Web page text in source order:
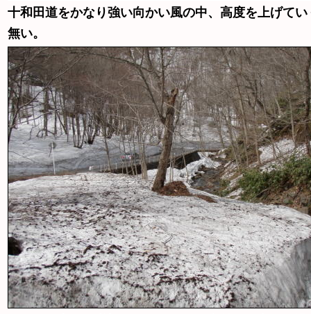
十和田道をかなり強い向かい風の中、高度を上げて
無い。